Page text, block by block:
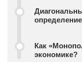
Как
экономике?